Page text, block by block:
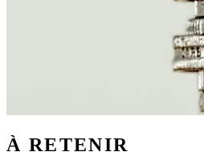
À RETENIR